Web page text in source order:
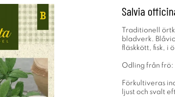
Salvia
Traditionell
bladverk.
fläskkött, fisk, i
Odling från frö:
Förkultiveras
ljust och svalt